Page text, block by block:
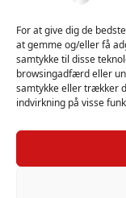
For at give dig de
at gemme og/eller få
samtykke til disse
browsingadfærd eller
samtykke eller trækker
indvirkning på visse